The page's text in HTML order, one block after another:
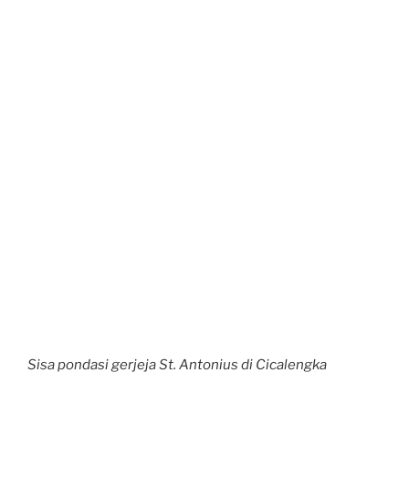
Sisa pondasi gerjeja St. Antonius di Cicalengka